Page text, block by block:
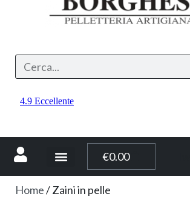
€0.00
Home/ Zaini in pelle